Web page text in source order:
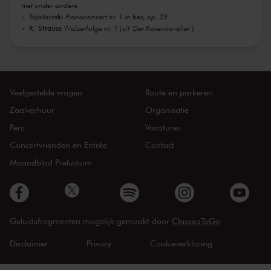
met onder andere
Tsjaikovski Pianoconcert nr. 1 in bes, op. 23
R. Strauss Walzerfolge nr. 1 (uit 'Der Rosenkavalier')
Veelgestelde vragen
Zaalverhuur
Pers
Concertvrienden en Entrée
Maandblad Preludium
Route en parkeren
Organisatie
Vacatures
Contact
Geluidsfragmenten mogelijk gemaakt door ClassicsToGo
Disclaimer Privacy Cookieverklaring